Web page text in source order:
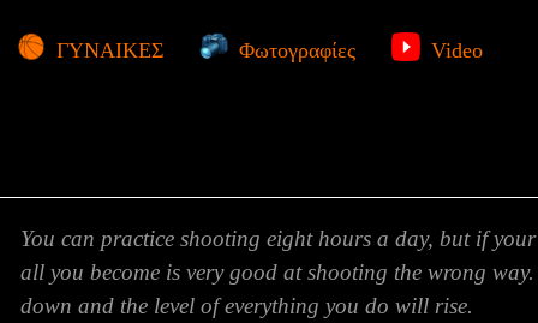
ΓΥΝΑΙΚΕΣ Φωτογραφίες Video
You can practice shooting eight hours a day, but if
all you become is very good at shooting the wrong
down and the level of everything you do will rise.